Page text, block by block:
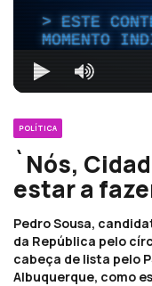
ESTE
MOMENTO
POLÍTICA
`Nós,
estar a
Pedro Sousa,
da República pelo
cabeça de lista pelo
Albuquerque, como